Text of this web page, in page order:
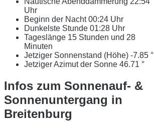
Uhr
Beginn der Nacht00:24 Uhr
Dunkelste Stunde 01:28 Uhr
Tageslänge 15 Stunden und 28
Minuten
Jetziger Sonnenstand (Höhe) -7.85 °
Jetziger Azimut der Sonne 46.71 °
Infos zum Sonnenauf- &
Sonnenuntergang in
Breitenburg